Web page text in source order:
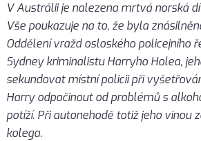
V Austrálii je nalezena mrtvá norská
Vše poukazuje na to, že byla
Oddělení vražd osloského policejního
Sydney kriminalistu Harryho Holea,
sekundovat místní policii při
Harry odpočinout od problémů s
potíží. Při autonehodě totiž jeho vinou
kolega.